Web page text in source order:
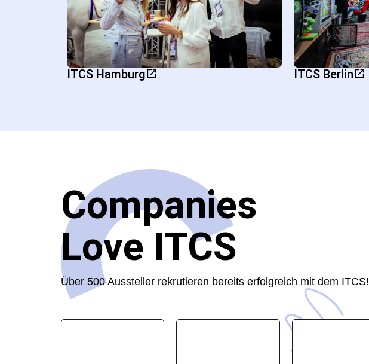
ITCS Hamburg ITCS Berlin
Companies
Love ITCS
Über 500 Aussteller rekrutieren bereits erfolgreich mit dem ITCS!